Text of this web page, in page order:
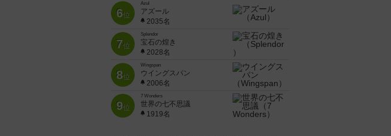
6位
Azul
アズール
2035名
7位
Splendor
宝石の煌き
2028名
8位
Wingspan
ウイングスパン
2006名
9位
7 Wonders
世界の七不思議
1919名